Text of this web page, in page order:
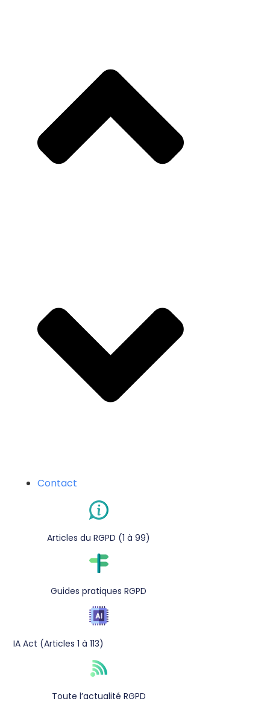
Contact
Articles du RGPD (1 à 99)
Guides pratiques RGPD
IA Act (Articles 1 à 113)
Toute l’actualité RGPD